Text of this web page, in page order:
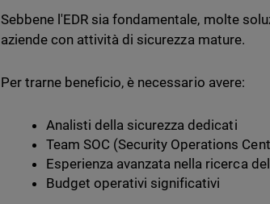
Sebbene l'EDR sia fondamentale, molte
aziende con attività di sicurezza mature.
Per trarne beneficio, è necessario avere:
Analisti della sicurezza dedicati
Team SOC (Security Operations
Esperienza avanzata nella ricerca
Budget operativi significativi